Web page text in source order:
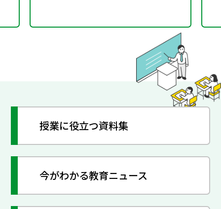
授業に役立つ資料集
今がわかる教育ニュース